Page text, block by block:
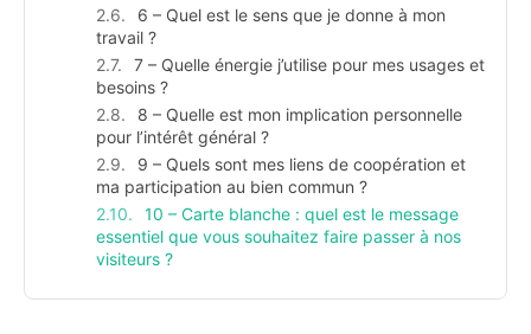
6 – Quel est le sens que je donne à mon
travail ?
7 – Quelle énergie j’utilise pour mes usages et
besoins ?
8 – Quelle est mon implication personnelle
pour l’intérêt général ?
9 – Quels sont mes liens de coopération et
ma participation au bien commun ?
10 – Carte blanche : quel est le message
essentiel que vous souhaitez faire passer à nos
visiteurs ?